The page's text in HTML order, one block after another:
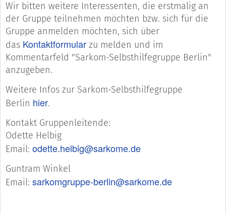
Wir bitten weitere Interessenten, die erstmalig an
der Gruppe teilnehmen möchten bzw. sich für die
Gruppe anmelden möchten, sich über
das Kontaktformular zu melden und im
Kommentarfeld "Sarkom-Selbsthilfegruppe Berlin"
anzugeben.
Weitere Infos zur Sarkom-Selbsthilfegruppe
Berlin hier.
Kontakt Gruppenleitende:
Odette Helbig
Email: odette.helbig@sarkome.de
Guntram Winkel
Email: sarkomgruppe-berlin@sarkome.de